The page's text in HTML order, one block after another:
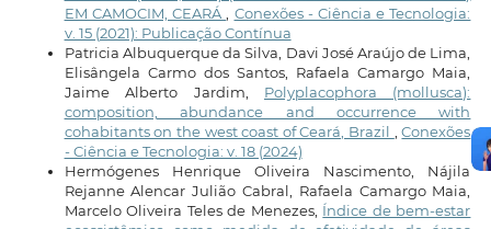
EM CAMOCIM, CEARÁ
Conexões - Ciência e Tecnologia:
v. 15 (2021): Publicação Contínua
Patricia Albuquerque da Silva, Davi José Araújo de Lima,
Elisângela Carmo dos Santos, Rafaela Camargo Maia,
Jaime Alberto Jardim, Polyplacophora (mollusca):
composition, abundance and occurrence with
cohabitants on the west coast of Ceará, Brazil
,Conexões
- Ciência e Tecnologia: v. 18 (2024)
Hermógenes Henrique Oliveira Nascimento, Nájila
Rejanne Alencar Julião Cabral, Rafaela Camargo Maia,
Marcelo Oliveira Teles de Menezes, Índice de bem-estar